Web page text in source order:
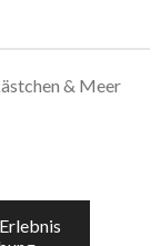
& Meer